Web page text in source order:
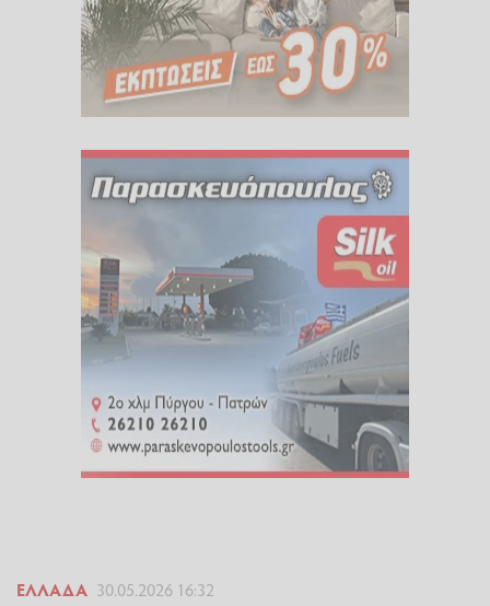
ΕΛΛΆΔΑ 30.05.2026 16:32